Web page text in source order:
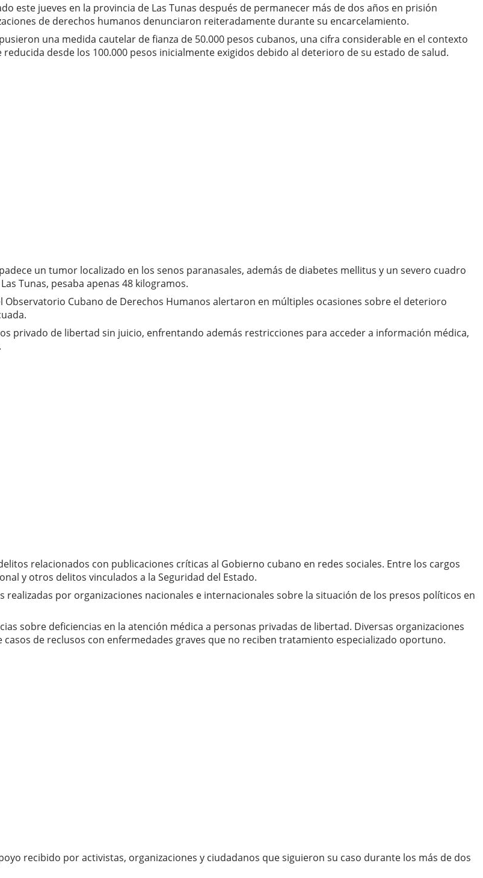
este jueves en la provincia de Las Tunas después de permanecer más de dos años en prisión
de derechos humanos denunciaron reiteradamente durante su encarcelamiento.
una medida cautelar de fianza de 50.000 pesos cubanos, una cifra considerable en el contexto
desde los 100.000 pesos inicialmente exigidos debido al deterioro de su estado de salud.
un tumor localizado en los senos paranasales, además de diabetes mellitus y un severo cuadro
Tunas, pesaba apenas 48 kilogramos.
Cubano de Derechos Humanos alertaron en múltiples ocasiones sobre el deterioro
privado de libertad sin juicio, enfrentando además restricciones para acceder a información médica,
relacionados con publicaciones críticas al Gobierno cubano en redes sociales. Entre los cargos
y otros delitos vinculados a la Seguridad del Estado.
por organizaciones nacionales e internacionales sobre la situación de los presos políticos en
sobre deficiencias en la atención médica a personas privadas de libertad. Diversas organizaciones
de reclusos con enfermedades graves que no reciben tratamiento especializado oportuno.
recibido por activistas, organizaciones y ciudadanos que siguieron su caso durante los más de dos